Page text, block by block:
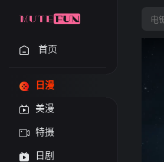
首页
日漫
美漫
特摄
日剧